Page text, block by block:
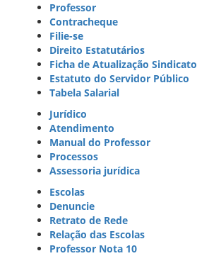
Professor
Contracheque
Filie-se
Direito Estatutários
Ficha de Atualização Sindicato
Estatuto do Servidor Público
Tabela Salarial
Jurídico
Atendimento
Manual do Professor
Processos
Assessoria jurídica
Escolas
Denuncie
Retrato de Rede
Relação das Escolas
Professor Nota 10